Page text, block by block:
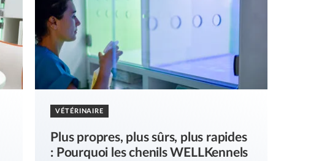
VÉTÉRINAIRE
Plus propres, plus sûrs, plus rapides
: Pourquoi les chenils WELLKennels